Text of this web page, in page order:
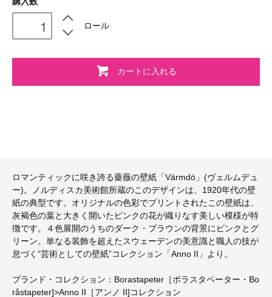
ロール
カートに入れる
ロマンティックに咲き誇る薔薇の壁紙「Värmdö」(ヴェルムデュ
ー)。ノルディスカ美術館所蔵のこのデザインは、1920年代の壁
紙の典型です。オリジナルの色彩でプリントされたこの壁紙は、
灰褐色の葉と大きく開いたピンクの花が織りなす美しい模様が特
徴です。４色展開のうちのダーク・ブラウンの背景にピンクとグ
リーン。単なる装飾を超えたスウェーデンの美意識と職人の技が
息づく“芸術としての壁紙”コレクション「Anno II」より。
ブランド・コレクション：Borastapeter［ボラスタペーター・Bo
råstapeter]>Anno II［アンノ II]コレクション